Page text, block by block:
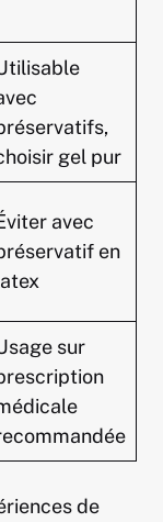
gel pur
avec
en
sur
de